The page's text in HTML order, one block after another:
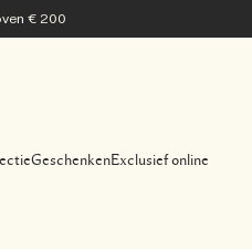
€ 200
GeschenkenExclusief online